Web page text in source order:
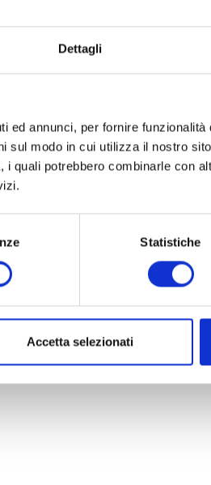
Dettagli
ed annunci, per fornire
sul modo in cui utilizza il nostro
quali potrebbero combinarle con
Statistiche
Accetta selezionati
Copyright © Tutti i diritti riservati
srl Unipersonale P.IVA